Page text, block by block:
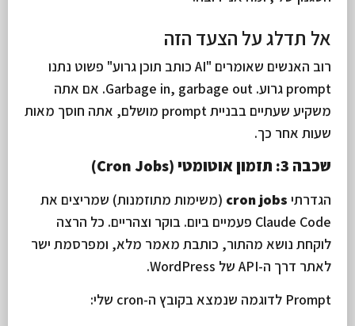
אל תדלג על הצעד הזה
רוב האנשים שאומרים "AI כותב תוכן גרוע" פשוט נתנו
prompt גרוע. Garbage in, garbage out. אם אתה
משקיע שעתיים בבניית prompt מושלם, אתה חוסך מאות
שעות אחר כך.
שכבה 3: תזמון אוטומטי (Cron Jobs)
הגדרתי cron jobs (משימות מתוזמנות) שמריצים את
Claude Code פעמיים ביום. בוקר וצהריים. כל הרצה
לוקחת נושא מהתור, כותבת מאמר מלא, ומפרסמת ישר
לאתר דרך ה-API של WordPress.
Prompt לדוגמה שנמצא בקובץ ה-cron שלי: